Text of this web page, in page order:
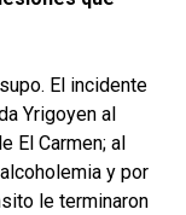
El incidente
Yrigoyen al
El Carmen; al
y por
le terminaron